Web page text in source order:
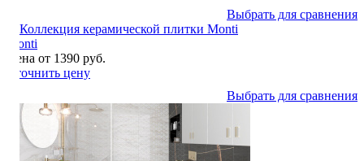
Выбрать для сравнения
Monti
Цена от 1390 руб.
Уточнить цену
Выбрать для сравнения